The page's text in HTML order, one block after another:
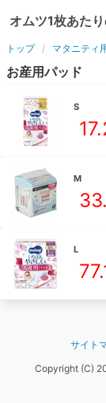
オムツ1枚あた
トップ マタニティ
お産用パッド
S
M
L
サイト
Copyright (C)